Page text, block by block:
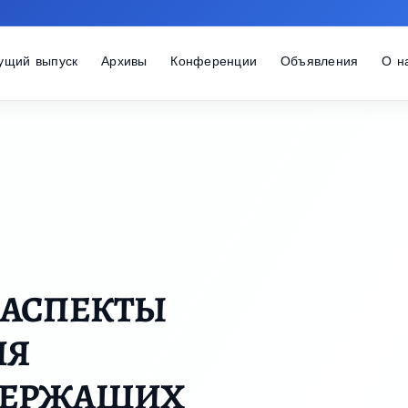
выпуск Архивы Конференции Объявления О